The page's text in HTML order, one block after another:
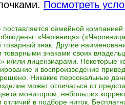
Посмотреть
поставляется семейной компанией
«Чарівниця»
знак. Другие
товарными знаками своих
и/или лицензиарами. Некоторые
и воспроизведение
Никакие персональные
может отличаться от
монитором, небольших
в подборе ниток.